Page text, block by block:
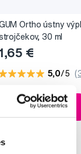
Ortho ústny
30 ml
€
5,0/5
Do košíku